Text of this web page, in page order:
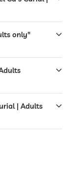
only"
| Adults